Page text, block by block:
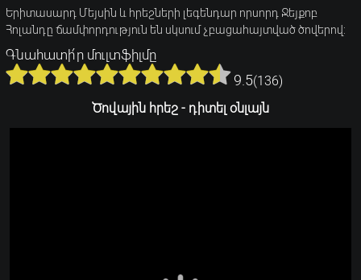
Երիտասարդ Մեյսին և հրեշների լեգենդար որսորդ Ջեյքոբ
Հոլանդը ճամփորդություն են սկսում չբացահայտված ծովերով:
Գնահատի՛ր մուլտֆիլմը
9.5(136)
Ծովային հրեշ - դիտել օնլայն